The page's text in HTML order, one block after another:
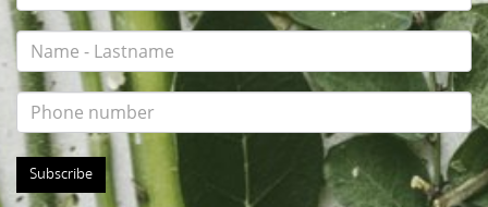
Subscribe